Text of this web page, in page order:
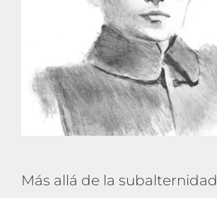
Más allá de la subalternidad